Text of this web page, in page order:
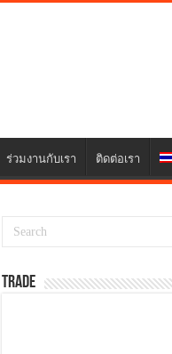
ร่วมงานกับเรา ติดต่อเรา
TRADE